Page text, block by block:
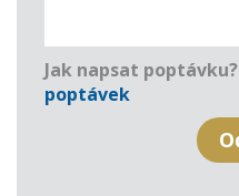
Jak napsat poptávku?
poptávek